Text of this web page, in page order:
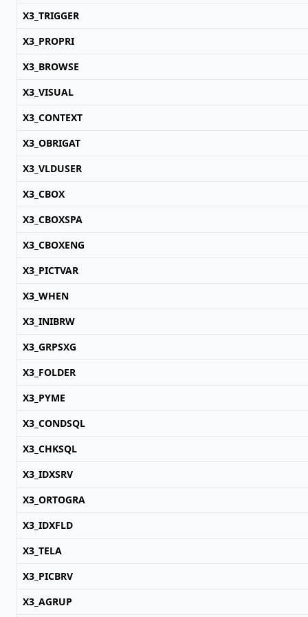
X3_TRIGGER
X3_PROPRI
X3_BROWSE
X3_VISUAL
X3_CONTEXT
X3_OBRIGAT
X3_VLDUSER
X3_CBOX
X3_CBOXSPA
X3_CBOXENG
X3_PICTVAR
X3_WHEN
X3_INIBRW
X3_GRPSXG
X3_FOLDER
X3_PYME
X3_CONDSQL
X3_CHKSQL
X3_IDXSRV
X3_ORTOGRA
X3_IDXFLD
X3_TELA
X3_PICBRV
X3_AGRUP